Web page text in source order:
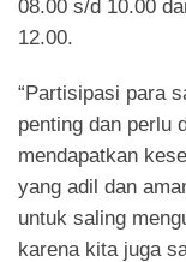
08.00 s/d 10.00
12.00.
“Partisipasi para
penting dan perlu
mendapatkan
yang adil dan
untuk saling
karena kita juga